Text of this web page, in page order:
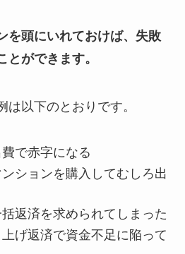
を頭にいれておけば、失敗
とができます。
以下のとおりです。
で赤字になる
ションを購入してむしろ出
返済を求められてしまった
げ返済で資金不足に陥って